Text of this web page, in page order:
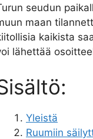
seudun
maan
kaikista
lähettää
Yleistä
Ruumiin